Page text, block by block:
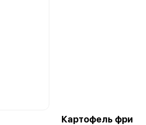
Картофель фри